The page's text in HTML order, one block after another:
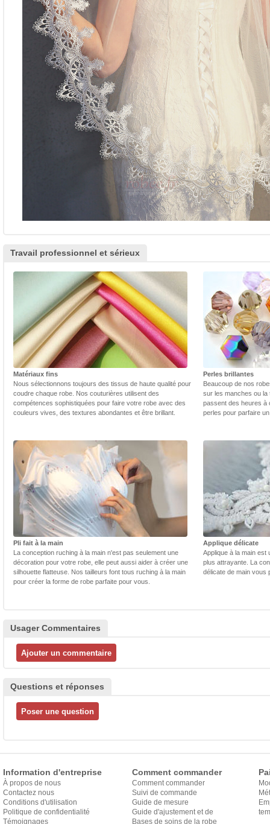
Travail professionnel et sérieux
Matériaux fins
Nous sélectionnons toujours des tissus de haute qualité pour
coudre chaque robe. Nos couturières utilisent des
compétences sophistiquées pour faire votre robe avec des
couleurs vives, des textures abondantes et être brillant.
Perles brillantes
Beaucoup de nos
sur les manches ou la
passent des heures à
perles pour parfaire
Pli fait à la main
La conception ruching à la main n'est pas seulement une
décoration pour votre robe, elle peut aussi aider à créer une
silhouette flatteuse. Nos tailleurs font tous ruching à la main
pour créer la forme de robe parfaite pour vous.
Applique délicate
Applique à la main est
plus attrayante. La
délicate de main vous
Usager Commentaires
Questions et réponses
Information d'entreprise
À propos de nous
Contactez nous
Conditions d'utilisation
Politique de confidentialité
Témoignages
Comment commander
Comment commander
Suivi de commande
Guide de mesure
Guide d'ajustement et de
style
Bases de soins de la robe